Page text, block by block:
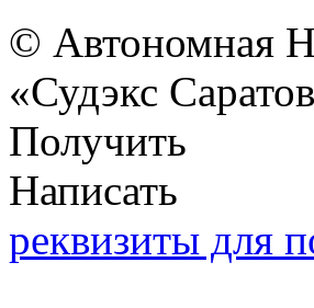
© Автономная
«Судэкс
Получить
Написать
реквизиты для